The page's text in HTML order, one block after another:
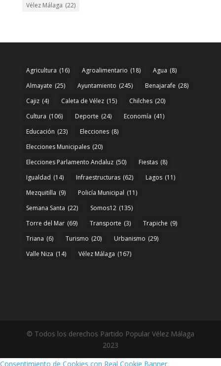
Vélez Málaga (22)
Agricultura (16) Agroalimentario (18) Agua (8)
Almayate (25) Ayuntamiento (245) Benajarafe (28)
Cajiz (4) Caleta de Vélez (15) Chilches (20)
Cultura (106) Deporte (24) Economía (41)
Educación (23) Elecciones (8)
Elecciones Municipales (20)
Elecciones Parlamento Andaluz (50) Fiestas (8)
Igualdad (14) Infraestructuras (62) Lagos (11)
Mezquitilla (9) Policía Municipal (11)
Semana Santa (22) Somos12 (135)
Torre del Mar (69) Transporte (3) Trapiche (9)
Triana (6) Turismo (20) Urbanismo (29)
Valle Niza (14) Vélez Málaga (167)
© Todos los derechos Partido Popular Vélez Málaga
2023
Consentimiento de Cookies con Real Cookie Banner